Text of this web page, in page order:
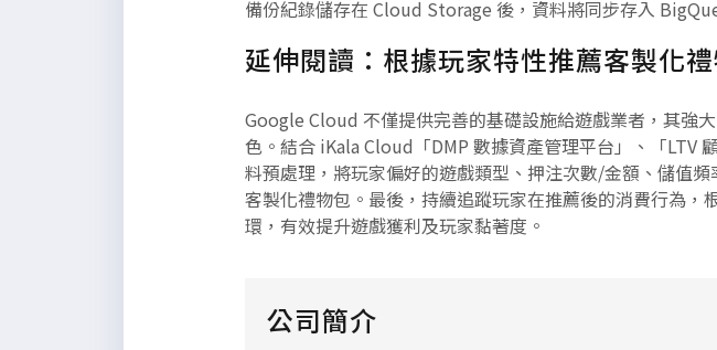
備份紀錄儲存在 Cloud Storage 後，資料將同步存入
延伸閱讀：根據玩家特性推薦客製化
Google Cloud 不僅提供完善的基礎設施給遊戲業者，其強
色。結合 iKala Cloud「DMP 數據資產管理平台」、「LTV
料預處理，將玩家偏好的遊戲類型、押注次數/金額、儲值
客製化禮物包。最後，持續追蹤玩家在推薦後的消費行為
環，有效提升遊戲獲利及玩家黏著度。
公司簡介